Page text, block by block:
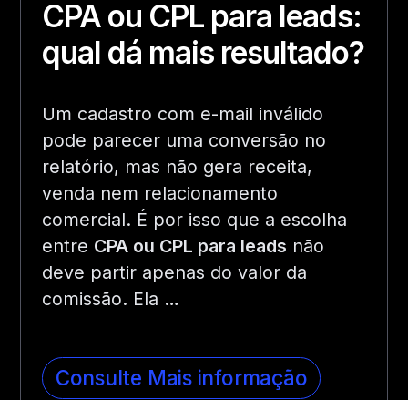
CPA ou CPL para leads:
qual dá mais resultado?
Um cadastro com e-mail inválido
pode parecer uma conversão no
relatório, mas não gera receita,
venda nem relacionamento
comercial. É por isso que a escolha
entre CPA ou CPL para leads não
deve partir apenas do valor da
comissão. Ela …
Consulte Mais informação